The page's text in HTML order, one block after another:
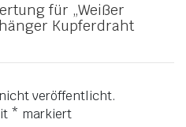
für „Weißer
Kupferdraht
veröffentlicht.
* markiert